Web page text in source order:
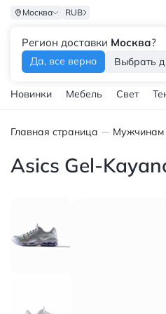
Москва
Регион доставки Москва?
Да, все верно Выбрать
RUB
Новинки Мебель Свет
Главная страница Мужчинам
Asics Gel-